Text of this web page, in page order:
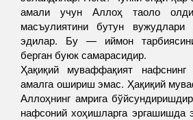
амали учун Аллоҳ таоло
масъулиятини бутун
эдилар. Бу — иймон
берган буюк самарасидир.
Ҳақиқий муваффақият
амалга ошириш эмас. Ҳақиқий
Аллоҳнинг амрига
нафсоний хоҳишларга эргашишда